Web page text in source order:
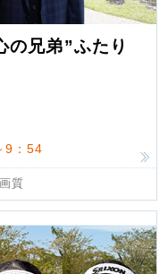
兄弟”ふたり
9：54
質